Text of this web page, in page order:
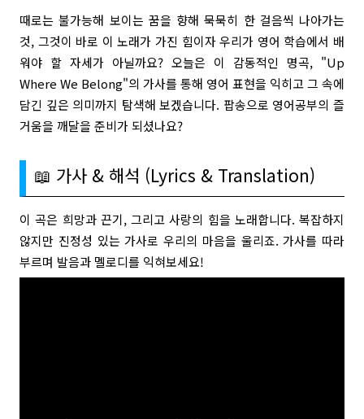
때로는 불가능해 보이는 꿈을 향해 묵묵히 한 걸음씩 나아가는
것, 그것이 바로 이 노래가 가진 힘이자 우리가 영어 학습에서 배
워야 할 자세가 아닐까요? 오늘은 이 감동적인 명곡, "Up
Where We Belong"의 가사를 통해 영어 표현을 익히고 그 속에
담긴 깊은 의미까지 탐색해 보겠습니다. 팝송으로 영어공부의 즐
거움을 깨달을 준비가 되셨나요?
📖 가사 & 해석 (Lyrics & Translation)
이 곡은 희망과 끈기, 그리고 사랑의 힘을 노래합니다. 복잡하지
않지만 진정성 있는 가사로 우리의 마음을 울리죠. 가사를 따라
부르며 발음과 멜로디를 익혀보세요!